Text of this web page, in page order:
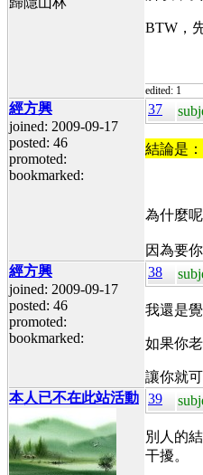
BTW，
edited: 1
經方興
joined: 2009-09-17
posted: 46
promoted:
bookmarked:
37
結論是
為什麼呢
因為要
經方興
joined: 2009-09-17
posted: 46
promoted:
bookmarked:
38
我還是
如果你
讓你就
本人已不在此站活動 39
別人的
干擾。